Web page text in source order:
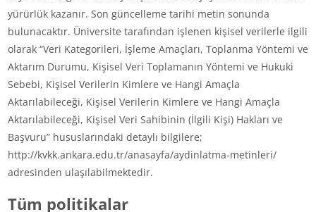
yürürlük kazanır. Son güncelleme tarihi metin sonunda
bulunacaktır. Üniversite tarafından işlenen kişisel verilerle ilgili
olarak “Veri Kategorileri, İşleme Amaçları, Toplanma Yöntemi ve
Aktarım Durumu, Kişisel Veri Toplamanın Yöntemi ve Hukuki
Sebebi, Kişisel Verilerin Kimlere ve Hangi Amaçla
Aktarılabileceği, Kişisel Verilerin Kimlere ve Hangi Amaçla
Aktarılabileceği, Kişisel Veri Sahibinin (İlgili Kişi) Hakları ve
Başvuru” hususlarındaki detaylı bilgilere;
http://kvkk.ankara.edu.tr/anasayfa/aydinlatma-metinleri/
adresinden ulaşılabilmektedir.
Tüm politikalar